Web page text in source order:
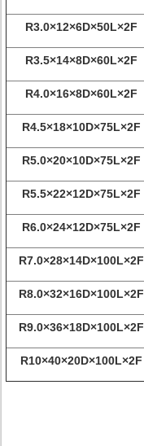
R3.0×12×6D×50L×2F
R3.5×14×8D×60L×2F
R4.0×16×8D×60L×2F
R4.5×18×10D×75L×2F
R5.0×20×10D×75L×2F
R5.5×22×12D×75L×2F
R6.0×24×12D×75L×2F
R7.0×28×14D×100L×2F
R8.0×32×16D×100L×2F
R9.0×36×18D×100L×2F
R10×40×20D×100L×2F